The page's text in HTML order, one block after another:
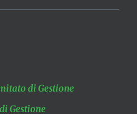
di Gestione
Gestione